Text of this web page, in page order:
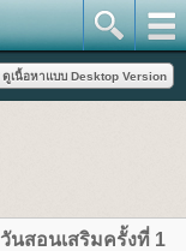
นสอนเสริมครั้งที่ 1